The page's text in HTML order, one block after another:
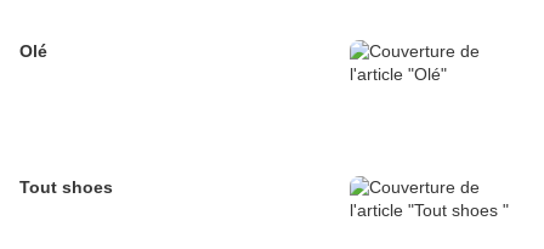
Olé
Tout shoes